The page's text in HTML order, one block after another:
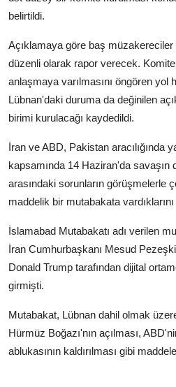
belirtildi.
Açıklamaya göre baş
düzenli olarak rapor verecek.
anlaşmaya varılmasını öngören yol
Lübnan'daki duruma da değinilen
birimi kurulacağı kaydedildi.
İran ve ABD, Pakistan aracılığında
kapsamında 14 Haziran'da savaşın
arasındaki sorunların görüşmelerle
maddelik bir mutabakata
İslamabad Mutabakatı adı verilen
İran Cumhurbaşkanı Mesud
Donald Trump tarafından dijital
girmişti.
Mutabakat, Lübnan dahil olmak
Hürmüz Boğazı'nın açılması,
ablukasının kaldırılması gibi